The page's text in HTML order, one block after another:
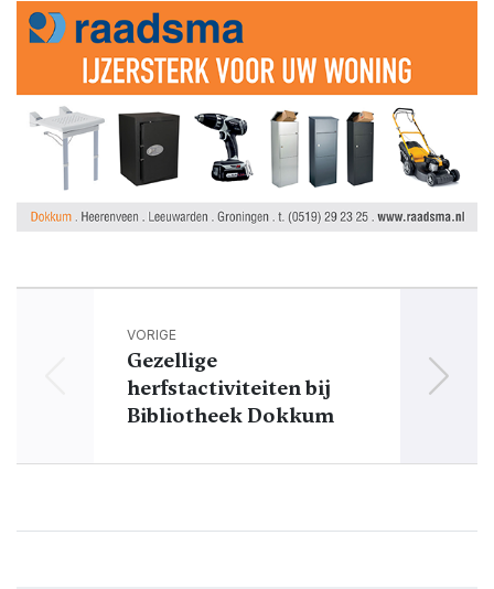
VORIGE
Gezellige
herfstactiviteiten bij
Bibliotheek Dokkum